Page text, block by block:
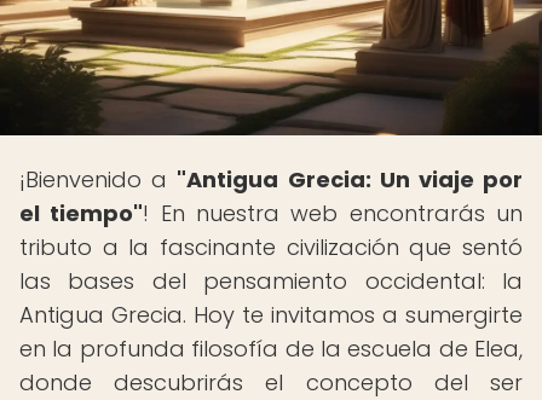
¡Bienvenido a "Antigua Grecia: Un viaje por
el tiempo"! En nuestra web encontrarás un
tributo a la fascinante civilización que sentó
las bases del pensamiento occidental: la
Antigua Grecia. Hoy te invitamos a sumergirte
en la profunda filosofía de la escuela de Elea,
donde descubrirás el concepto del ser